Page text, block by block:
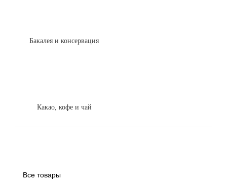
Бакалея и консервация
Какао, кофе и чай
Все товары